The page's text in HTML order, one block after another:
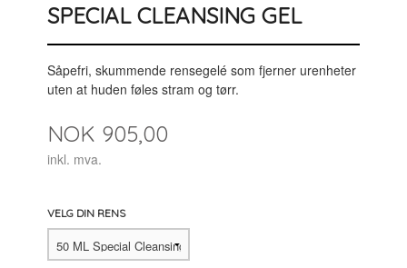
SPECIAL CLEANSING GEL
Såpefri, skummende rensegelé som fjerner urenheter
uten at huden føles stram og tørr.
Pris
NOK 905,00
inkl. mva.
VELG DIN RENS